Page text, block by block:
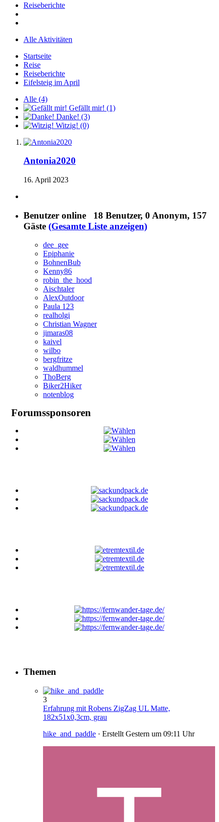
Reiseberichte
Alle Aktivitäten
Startseite
Reise
Reiseberichte
Eifelsteig im April
Alle (4)
Gefällt mir! (1)
Danke! (3)
Witzig! (0)
Antonia2020
16. April 2023
Benutzer online 18 Benutzer, 0 Anonym, 157
Gäste (Gesamte Liste anzeigen)
dee_gee
Epiphanie
BohnenBub
Kenny86
robin_the_hood
Aischtaler
AlexOutdoor
Paula 123
realholgi
Christian Wagner
jimaras08
kaivel
wilbo
bergfritze
waldhummel
ThoBerg
Biker2Hiker
notenblog
Forumssponsoren
Themen
3
Erfahrung mit Robens ZigZag UL Matte,
182x51x0,3cm, grau
hike_and_paddle · Erstellt Gestern um 09:11 Uhr